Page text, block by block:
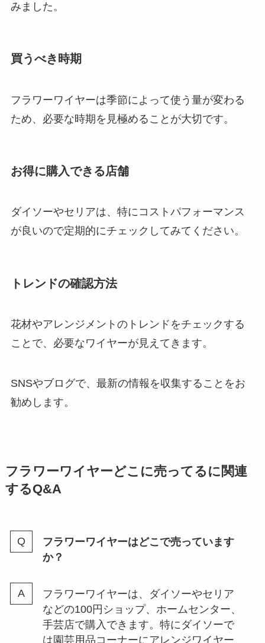
みました。
買うべき時期
フラワーワイヤーは季節によって使う量が変わる
ため、必要な時期を見極めることが大切です。
お得に購入できる店舗
ダイソーやセリアは、特にコストパフォーマンス
が良いので定期的にチェックしてみてください。
トレンドの確認方法
花材やアレンジメントのトレンドをチェックする
ことで、必要なワイヤーが見えてきます。
SNSやブログで、最新の情報を収集することをお
勧めします。
フラワーワイヤーどこに売ってるに関連
するQ&A
フラワーワイヤーはどこで売っています
か？
フラワーワイヤーは、ダイソーやセリア
などの100円ショップ、ホームセンター、
手芸店で購入できます。特にダイソーで
は園芸用品コーナーにアレンジワイヤー